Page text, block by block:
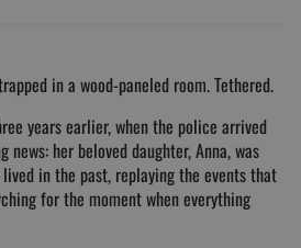
in a wood-paneled room. Tethered.
years earlier, when the police arrived
her beloved daughter, Anna, was
lived in the past, replaying the events that
for the moment when everything